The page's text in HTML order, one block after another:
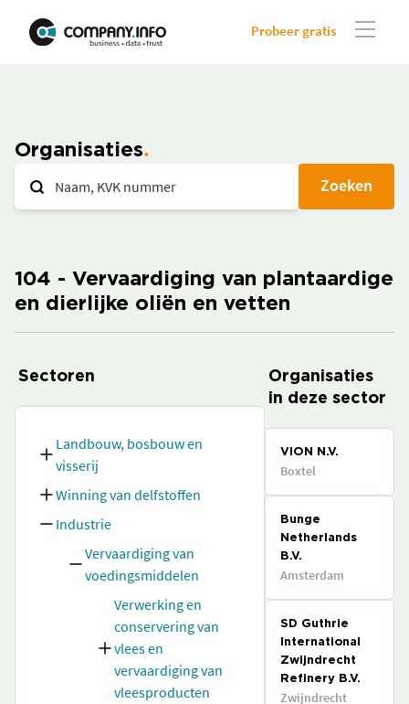
Probeer gratis
Organisaties
Zoeken
104 - Vervaardiging van plantaardige
en dierlijke oliën en vetten
Sectoren
Landbouw, bosbouw en
visserij
Winning van delfstoffen
Industrie
Vervaardiging van
voedingsmiddelen
Verwerking en
conservering van
vlees en
vervaardiging van
vleesproducten
Organisaties
in deze sector
VION N.V.
Boxtel
Bunge
Netherlands
B.V.
Amsterdam
SD Guthrie
International
Zwijndrecht
Refinery B.V.
Zwijndrecht